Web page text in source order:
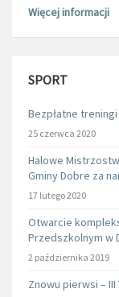
Więcej informacji
SPORT
Bezpłatne
25 czerwca 2020
Halowe
Gminy Dobre za
17 lutego 2020
Otwarcie
Przedszkolnym w
2 października 2019
Znowu pierwsi –